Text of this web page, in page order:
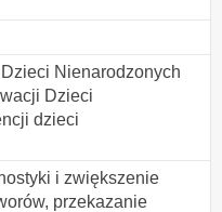
Nienarodzonych
Dzieci
dzieci
i zwiększenie
przekazanie